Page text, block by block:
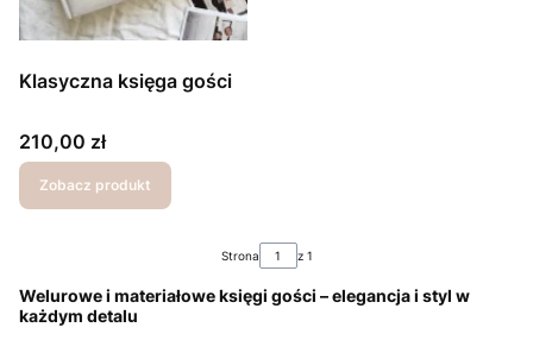
Klasyczna księga gości
Cena
210,00 zł
Zobacz produkt
Strona z 1
Welurowe i materiałowe księgi gości – elegancja i styl w
każdym detalu